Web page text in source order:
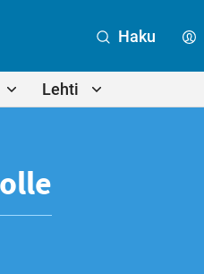
Lehti
Haku